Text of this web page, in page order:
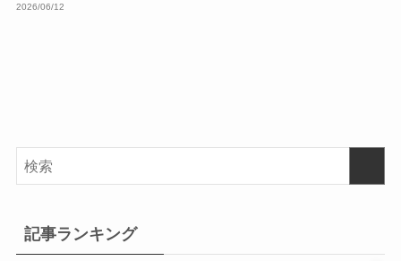
2026/06/12
記事ランキング